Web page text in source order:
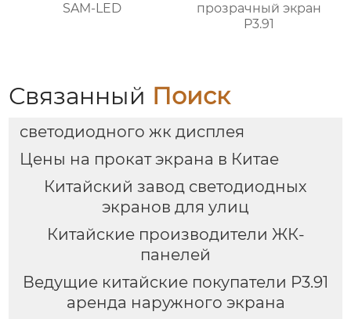
SAM-LED
прозрачный экран
P3.91
Связанный Поиск
светодиодного жк дисплея
Цены на прокат экрана в Китае
Китайский завод светодиодных
экранов для улиц
Китайские производители ЖК-
панелей
Ведущие китайские покупатели P3.91
аренда наружного экрана